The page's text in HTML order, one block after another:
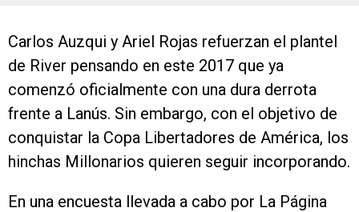
Carlos Auzqui y Ariel Rojas refuerzan el plantel
de River pensando en este 2017 que ya
comenzó oficialmente con una dura derrota
frente a Lanús. Sin embargo, con el objetivo de
conquistar la Copa Libertadores de América, los
hinchas Millonarios quieren seguir incorporando.
En una encuesta llevada a cabo por La Página